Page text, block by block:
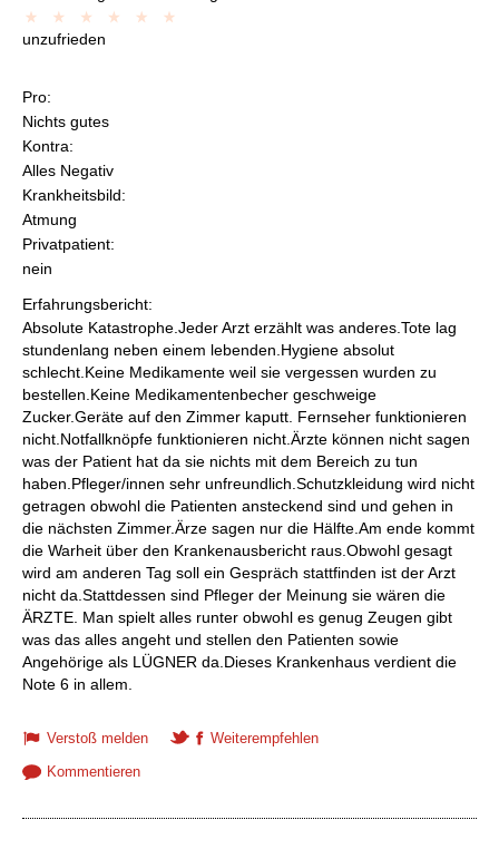
unzufrieden
Pro:
Nichts gutes
Kontra:
Alles Negativ
Krankheitsbild:
Atmung
Privatpatient:
nein
Erfahrungsbericht:
Absolute Katastrophe.Jeder Arzt erzählt was anderes.Tote lag
stundenlang neben einem lebenden.Hygiene absolut
schlecht.Keine Medikamente weil sie vergessen wurden zu
bestellen.Keine Medikamentenbecher geschweige
Zucker.Geräte auf den Zimmer kaputt. Fernseher funktionieren
nicht.Notfallknöpfe funktionieren nicht.Ärzte können nicht sagen
was der Patient hat da sie nichts mit dem Bereich zu tun
haben.Pfleger/innen sehr unfreundlich.Schutzkleidung wird nicht
getragen obwohl die Patienten ansteckend sind und gehen in
die nächsten Zimmer.Ärze sagen nur die Hälfte.Am ende kommt
die Warheit über den Krankenausbericht raus.Obwohl gesagt
wird am anderen Tag soll ein Gespräch stattfinden ist der Arzt
nicht da.Stattdessen sind Pfleger der Meinung sie wären die
ÄRZTE. Man spielt alles runter obwohl es genug Zeugen gibt
was das alles angeht und stellen den Patienten sowie
Angehörige als LÜGNER da.Dieses Krankenhaus verdient die
Note 6 in allem.
Verstoß melden
Weiterempfehlen
Kommentieren